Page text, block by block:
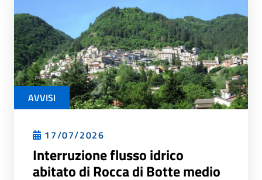
AVVISI
17/07/2026
Interruzione flusso idrico
abitato di Rocca di Botte medio